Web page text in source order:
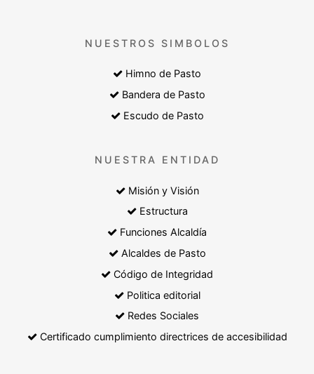
NUESTROS SIMBOLOS
Himno de Pasto
Bandera de Pasto
Escudo de Pasto
NUESTRA ENTIDAD
Misión y Visión
Estructura
Funciones Alcaldía
Alcaldes de Pasto
Código de Integridad
Politica editorial
Redes Sociales
Certificado cumplimiento directrices de accesibilidad